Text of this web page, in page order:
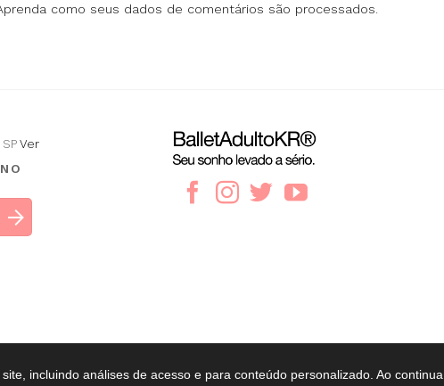
como seus dados de comentários são processados
Ver
Copyright ©BalletAdultoKR2009 - 2026. Todos os direitos reservados.
incluindo análises de acesso e para conteúdo personalizado. Ao